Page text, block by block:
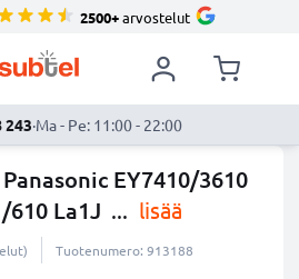
2500+arvostelut
243·Ma - Pe: 11:00 - 22:00
EY7410/3610
610 La1J ... lisää
Tuotenumero: 913188